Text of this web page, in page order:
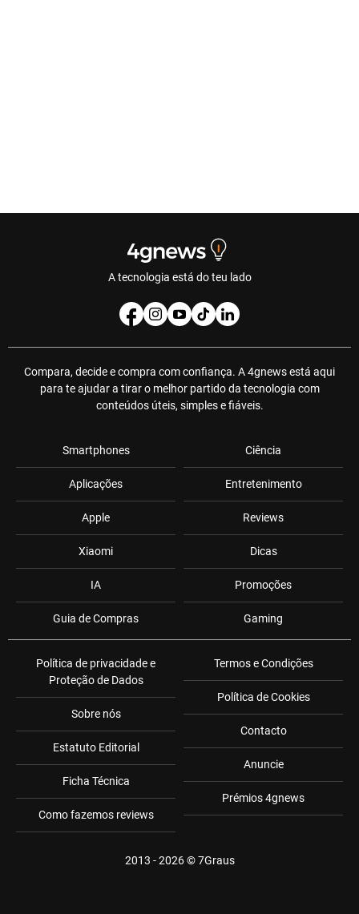
A tecnologia está do teu lado
Compara, decide e compra com confiança. A 4gnews está aqui
para te ajudar a tirar o melhor partido da tecnologia com
conteúdos úteis, simples e fiáveis.
Smartphones
Aplicações
Apple
Xiaomi
IA
Guia de Compras
Ciência
Entretenimento
Reviews
Dicas
Promoções
Gaming
Política de privacidade e
Proteção de Dados
Sobre nós
Estatuto Editorial
Ficha Técnica
Como fazemos reviews
Termos e Condições
Política de Cookies
Contacto
Anuncie
Prémios 4gnews
2013 - 2026 ©7Graus